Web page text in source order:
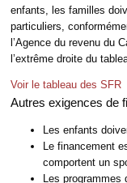
enfants, les familles
particuliers,
l’Agence du revenu du
l’extrême droite du
Voir le tableau des SFR
Autres exigences de
Les enfants
Le financement
comportent un
Les programmes